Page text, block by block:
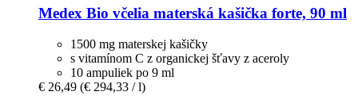
Medex Bio včelia materská kašička forte, 90 ml
1500 mg materskej kašičky
s vitamínom C z organickej šťavy z aceroly
10 ampuliek po 9 ml
€ 26,49 (€ 294,33 / l)